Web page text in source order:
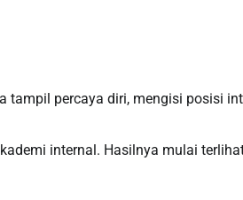
tampil percaya diri, mengisi posisi
internal. Hasilnya mulai